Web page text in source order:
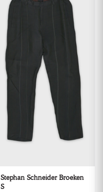
Stephan Schneider Broeken
S